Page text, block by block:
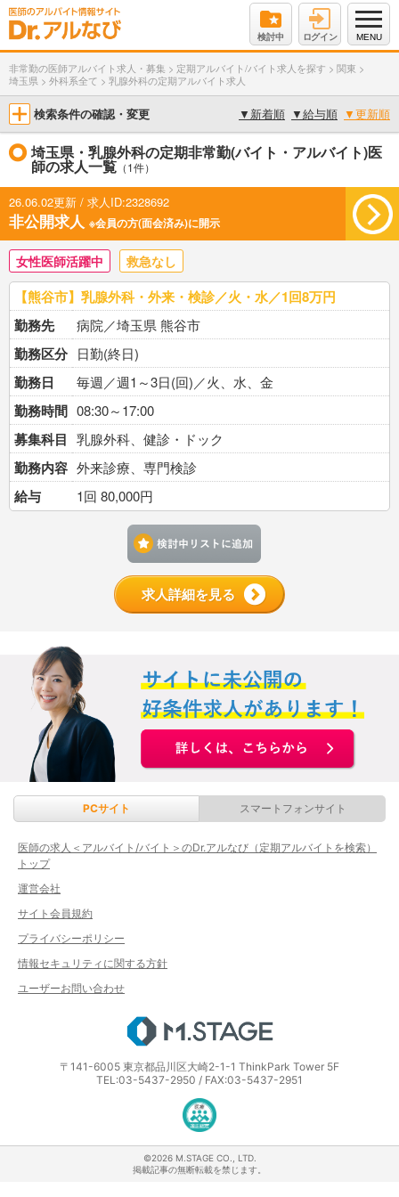
検討中 ログイン MENU
非常勤の医師アルバイト求人・募集 > 定期アルバイト/バイト求人を探す > 関東 >
埼玉県 > 外科系全て > 乳腺外科の定期アルバイト求人
検索条件の確認・変更 ▼ 新着順 ▼給与順 ▼更新順
埼玉県・乳腺外科の定期非常勤(バイト・アルバイト)医
師の求人一覧 （1件）
26.06.02更新 / 求人ID:2328692
非公開求人 ※会員の方(面会済み)に開示
女性医師活躍中 救急なし
【熊谷市】乳腺外科・外来・検診／火・水／1回8万円
勤務先
病院／埼玉県 熊谷市
勤務区分 日勤(終日)
勤務日 毎週／週1～3日(回)／火、水、金
勤務時間 08:30～17:00
募集科目 乳腺外科、健診・ドック
勤務内容 外来診療、専門検診
給与 1回 80,000円
求人詳細を見る
PCサイト スマートフォンサイト
医師の求人＜アルバイト/バイト＞のDr.アルなび（定期アルバイトを検索）
トップ
運営会社
サイト会員規約
プライバシーポリシー
情報セキュリティに関する方針
ユーザーお問い合わせ
〒141-6005 東京都品川区大崎2-1-1 ThinkPark Tower 5F
TEL:03-5437-2950 / FAX:03-5437-2951
©2026 M.STAGE CO., LTD.
掲載記事の無断転載を禁じます。